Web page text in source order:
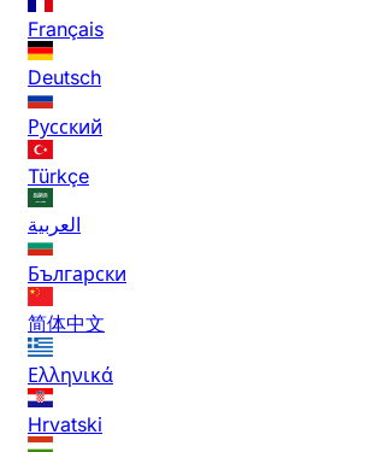
Français
Deutsch
Русский
Türkçe
العربية
Български
简体中文
Ελληνικά
Hrvatski